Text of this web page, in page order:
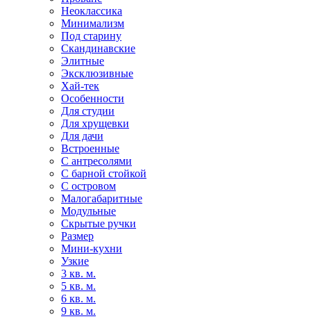
Неоклассика
Минимализм
Под старину
Скандинавские
Элитные
Эксклюзивные
Хай-тек
Особенности
Для студии
Для хрущевки
Для дачи
Встроенные
С антресолями
С барной стойкой
С островом
Малогабаритные
Модульные
Скрытые ручки
Размер
Мини-кухни
Узкие
3 кв. м.
5 кв. м.
6 кв. м.
9 кв. м.